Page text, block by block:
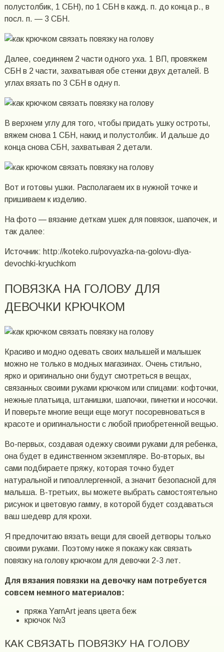
полустолбик, 1 СБН), по 1 СБН в кажд. п. до конца р., в
посл. п. — 3 СБН.
Далее, соединяем 2 части одного уха. 1 ВП, провяжем
СБН в 2 части, захватывая обе стенки двух деталей. В
углах вязать по 3 СБН в одну п.
В верхнем углу для того, чтобы придать ушку остроты,
вяжем снова 1 СБН, накид и полустолбик. И дальше до
конца снова СБН, захватывая 2 детали.
Вот и готовы ушки. Располагаем их в нужной точке и
пришиваем к изделию.
На фото — вязание деткам ушек для повязок, шапочек, и
так далее:
Источник: http://koteko.ru/povyazka-na-golovu-dlya-
devochki-kryuchkom
ПОВЯЗКА НА ГОЛОВУ ДЛЯ
ДЕВОЧКИ КРЮЧКОМ
Красиво и модно одевать своих малышей и малышек
можно не только в модных магазинах. Очень стильно,
ярко и оригинально они будут смотреться в вещах,
связанных своими руками крючком или спицами: кофточки,
нежные платьица, штанишки, шапочки, пинетки и носочки.
И поверьте многие вещи еще могут посоревноваться в
красоте и оригинальности с любой приобретенной вещью.
Во-первых, создавая одежку своими руками для ребенка,
она будет в единственном экземпляре. Во-вторых, вы
сами подбираете пряжу, которая точно будет
натуральной и гипоаллергенной, а значит безопасной для
малыша. В-третьих, вы можете выбрать самостоятельно
рисунок и цветовую гамму, в которой будет создаваться
ваш шедевр для крохи.
Я предпочитаю вязать вещи для своей детворы только
своими руками. Поэтому ниже я покажу как связать
повязку на голову крючком для девочки 2-3 лет.
Для вязания повязки на девочку нам потребуется
совсем немного материалов:
пряжа YarnArt jeans цвета беж
крючок №3
КАК СВЯЗАТЬ ПОВЯЗКУ НА ГОЛОВУ